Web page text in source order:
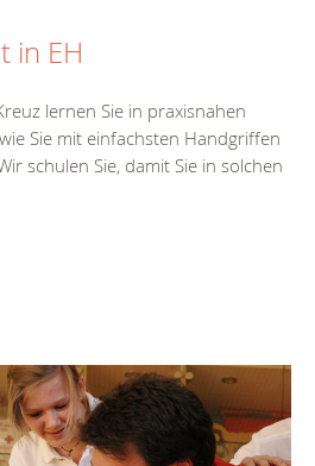
in EH
lernen Sie in praxisnahen
Sie mit einfachsten Handgriffen
schulen Sie, damit Sie in solchen